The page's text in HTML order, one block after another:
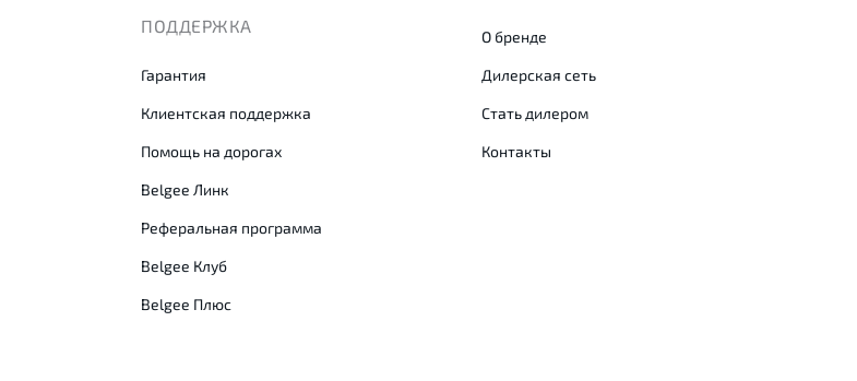
ПОДДЕРЖКА
Гарантия
Клиентская поддержка
Помощь на дорогах
Belgee Линк
Реферальная программа
Belgee Клуб
Belgee Плюс
О бренде
Дилерская сеть
Стать дилером
Контакты